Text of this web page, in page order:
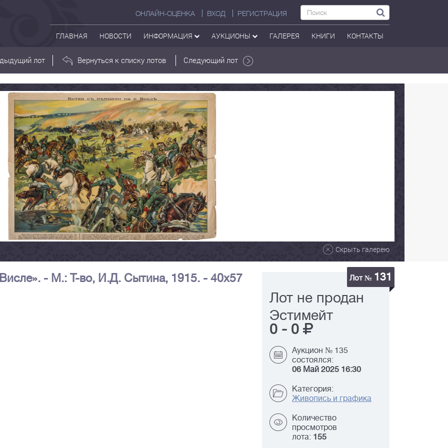
ОНЛАЙН-ОЦЕНКА ВХОД РЕГИСТРАЦИЯ
ГЛАВНАЯ НОВОСТИ ИНФОРМАЦИЯ АУКЦИОНЫ ГАЛЕРЕЯ КНИГИ КОНТАКТЫ
лот Вернуться к списку лотов Следующий лот
Скрыть галерею
- М.: Т-во, И.Д. Сытина, 1915. - 40х57 Лот № 131
Лот не продан
Эстимейт
0 - 0
Аукцион № 135
состоялся:
06 Май 2025 16:30
Категория:
Живопись и графика
Количество
просмотров
лота: 155